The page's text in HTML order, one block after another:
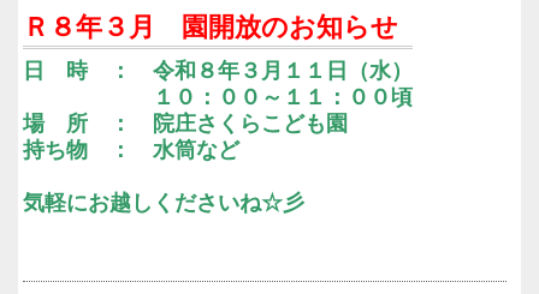
Ｒ８年３月 園開放のお知らせ
日 時 ： 令和８年３月１１日（水）
１０：００～１１：００頃
場 所 ： 院庄さくらこども園
持ち物 ： 水筒など
気軽にお越しくださいね☆彡